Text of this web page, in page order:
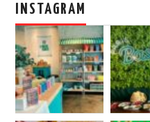
INSTAGRAM